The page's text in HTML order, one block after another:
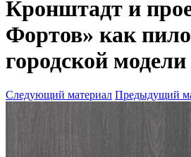
Кронштадт и
Фортов» как
городской модели
Следующий материал Предыдущий